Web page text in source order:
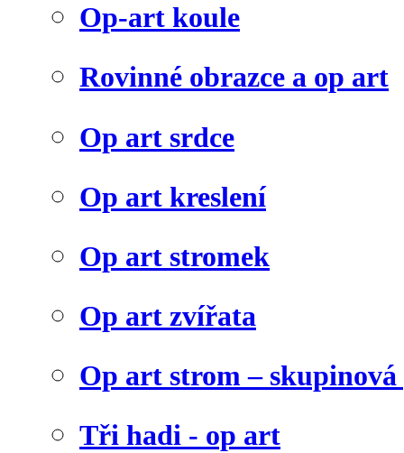
Op-art koule
Rovinné obrazce a op art
Op art srdce
Op art kreslení
Op art stromek
Op art zvířata
Op art strom – skupinová
Tři hadi - op art